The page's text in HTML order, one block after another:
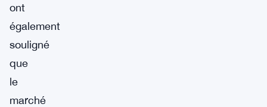
ont
également
souligné
que
le
marché